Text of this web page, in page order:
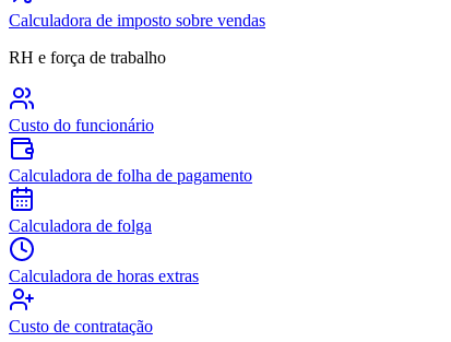
Calculadora de imposto sobre vendas
RH e força de trabalho
Custo do funcionário
Calculadora de folha de pagamento
Calculadora de folga
Calculadora de horas extras
Custo de contratação